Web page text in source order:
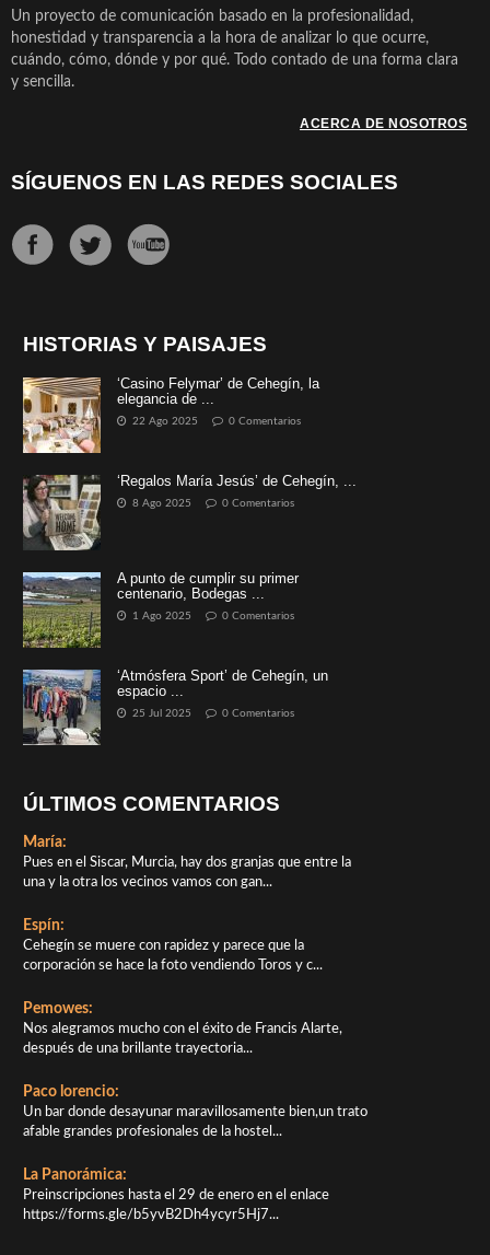
Un proyecto de comunicación basado en la profesionalidad,
honestidad y transparencia a la hora de analizar lo que ocurre,
cuándo, cómo, dónde y por qué. Todo contado de una forma clara
y sencilla.
ACERCA DE NOSOTROS
SÍGUENOS EN LAS REDES SOCIALES
HISTORIAS Y PAISAJES
‘Casino Felymar’ de Cehegín, la
elegancia de ...
22 Ago 2025 0 Comentarios
‘Regalos María Jesús’ de Cehegín, ...
8 Ago 2025 0 Comentarios
A punto de cumplir su primer
centenario, Bodegas ...
1 Ago 2025 0 Comentarios
‘Atmósfera Sport’ de Cehegín, un
espacio ...
25 Jul 2025 0 Comentarios
ÚLTIMOS COMENTARIOS
María:
Pues en el Siscar, Murcia, hay dos granjas que entre la
una y la otra los vecinos vamos con gan...
Espín:
Cehegín se muere con rapidez y parece que la
corporación se hace la foto vendiendo Toros y c...
Pemowes:
Nos alegramos mucho con el éxito de Francis Alarte,
después de una brillante trayectoria...
Paco lorencio:
Un bar donde desayunar maravillosamente bien,un trato
afable grandes profesionales de la hostel...
La Panorámica:
Preinscripciones hasta el 29 de enero en el enlace
https://forms.gle/b5yvB2Dh4ycyr5Hj7...